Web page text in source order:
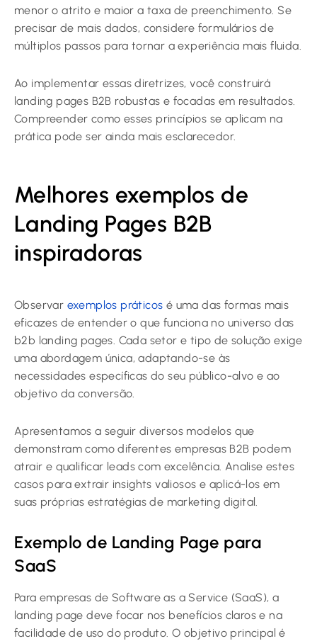
menor o atrito e maior a taxa de preenchimento. Se
precisar de mais dados, considere formulários de
múltiplos passos para tornar a experiência mais fluida.
Ao implementar essas diretrizes, você construirá
landing pages B2B robustas e focadas em resultados.
Compreender como esses princípios se aplicam na
prática pode ser ainda mais esclarecedor.
Melhores exemplos de
Landing Pages B2B
inspiradoras
Observar exemplos práticos é uma das formas mais
eficazes de entender o que funciona no universo das
b2b landing pages. Cada setor e tipo de solução exige
uma abordagem única, adaptando-se às
necessidades específicas do seu público-alvo e ao
objetivo da conversão.
Apresentamos a seguir diversos modelos que
demonstram como diferentes empresas B2B podem
atrair e qualificar leads com excelência. Analise estes
casos para extrair insights valiosos e aplicá-los em
suas próprias estratégias de marketing digital.
Exemplo de Landing Page para
SaaS
Para empresas de Software as a Service (SaaS), a
landing page deve focar nos benefícios claros e na
facilidade de uso do produto. O objetivo principal é